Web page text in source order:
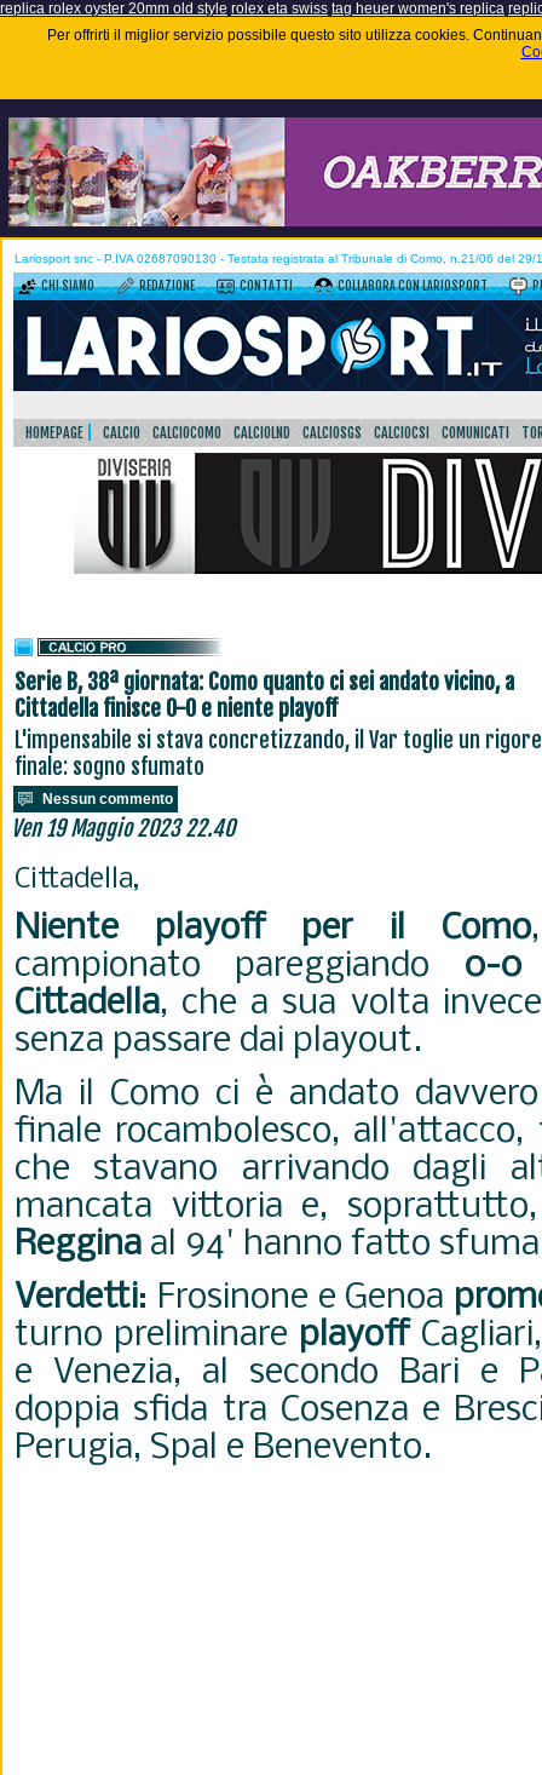
replica rolex oyster 20mm old style rolex eta swiss tag heuer women's replica
Per offrirti il miglior servizio possibile questo sito utilizza cookies.
Lariosport snc - P.IVA 02687090130 - Testata registrata al Tribunale di Como, n.21/06 del 29/
CHI SIAMO REDAZIONE CONTATTI COLLABORA CON LARIOSPORT
HOMEPAGE CALCIO CALCIOCOMO CALCIOLND CALCIOSGS CALCIOCSI COMUNICATI
Serie B, 38ª giornata: Como quanto ci sei andato vicino, a
Cittadella finisce 0-0 e niente playoff
L'impensabile si stava concretizzando, il Var toglie un
finale: sogno sfumato
Nessun commento
Ven 19 Maggio 2023 22.40
Cittadella,
Niente playoff per il Como
campionato pareggiando 0-0
Cittadella, che a sua volta
senza passare dai playout.
Ma il Como ci è andato
finale rocambolesco,
che stavano arrivando dagli
mancata vittoria e,
Reggina al 94' hanno fatto
Verdetti: Frosinone e Genoa
turno preliminare playoff
e Venezia, al secondo Bari e
doppia sfida tra Cosenza e
Perugia, Spal e Benevento.